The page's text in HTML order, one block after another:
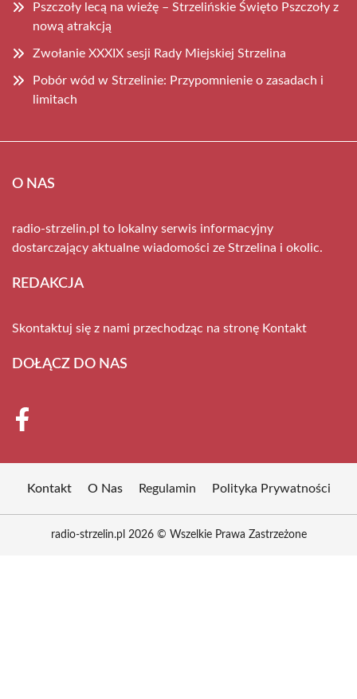
Pszczoły lecą na wieżę – Strzelińskie Święto Pszczoły z
nową atrakcją
Zwołanie XXXIX sesji Rady Miejskiej Strzelina
Pobór wód w Strzelinie: Przypomnienie o zasadach i
limitach
O NAS
radio-strzelin.pl to lokalny serwis informacyjny
dostarczający aktualne wiadomości ze Strzelina i okolic.
REDAKCJA
Skontaktuj się z nami przechodząc na stronę Kontakt
DOŁĄCZ DO NAS
Kontakt O Nas Regulamin Polityka Prywatności
radio-strzelin.pl 2026 © Wszelkie Prawa Zastrzeżone